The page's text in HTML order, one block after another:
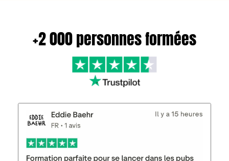
+2 000 personnes formées